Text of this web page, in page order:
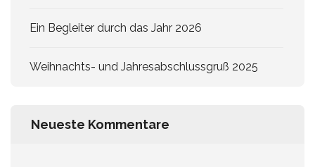
Ein Begleiter durch das Jahr 2026
Weihnachts- und Jahresabschlussgruß 2025
Neueste Kommentare